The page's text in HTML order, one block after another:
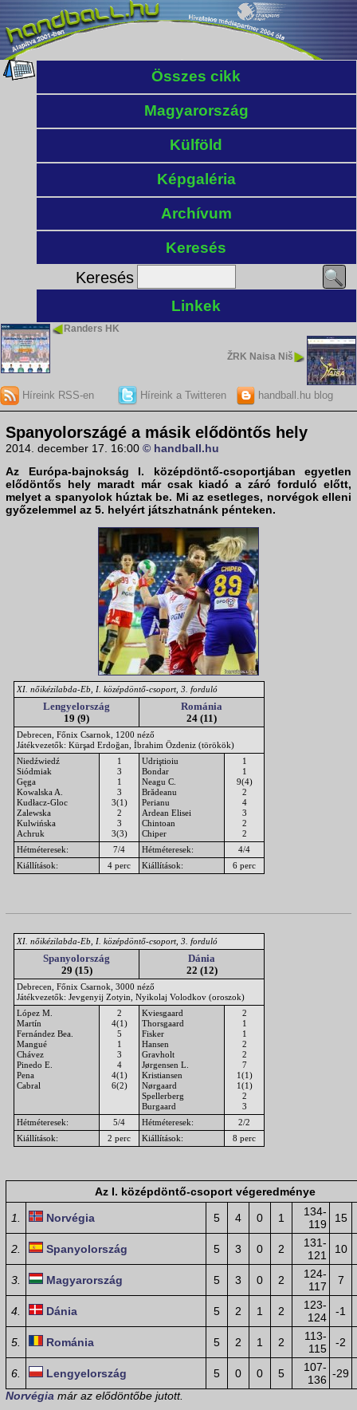
Összes cikk
Magyarország
Külföld
Képgaléria
Archívum
Keresés
Keresés
Linkek
Randers HK
ŽRK Naisa Niš
Híreink RSS-en Híreink a Twitteren handball.hu blog
Spanyolországé a másik elődöntős hely
2014. december 17. 16:00 © handball.hu
Az Európa-bajnokság I. középdöntő-csoportjában egyetlen
elődöntős hely maradt már csak kiadó a záró forduló előtt,
melyet a spanyolok húztak be. Mi az esetleges, norvégok elleni
győzelemmel az 5. helyért játszhatnánk pénteken.
XI. nőikézilabda-Eb, I. középdöntő-csoport, 3. forduló
Lengyelország
19 (9)
Románia
24 (11)
Debrecen, Főnix Csarnok, 1200 néző
Játékvezetők: Kürşad Erdoğan, İbrahim Özdeniz (törökök)
Niedźwiedź
Siódmiak
Gęga
Kowalska A.
Kudłacz-Gloc
Zalewska
Kulwińska
Achruk
1
3
1
3
3(1)
2
3
3(3)
Udriştioiu
Bondar
Neagu C.
Brădeanu
Perianu
Ardean Elisei
Chintoan
Chiper
1
1
9(4)
2
4
3
2
2
Hétméteresek:
7/4 Hétméteresek:
4/4
Kiállítások:
4 perc Kiállítások: 6 perc
XI. nőikézilabda-Eb, I. középdöntő-csoport, 3. forduló
Spanyolország
29 (15)
Dánia
22 (12)
Debrecen, Főnix Csarnok, 3000 néző
Játékvezetők: Jevgenyij Zotyin, Nyikolaj Volodkov (oroszok)
López M.
Martín
Fernández Bea.
Mangué
Chávez
Pinedo E.
Pena
Cabral
2
4(1)
5
1
3
4
4(1)
6(2)
Kviesgaard
Thorsgaard
Fisker
Hansen
Gravholt
Jørgensen L.
Kristiansen
Nørgaard
Spellerberg
Burgaard
2
1
1
2
2
7
1(1)
1(1)
2
3
Hétméteresek:
5/4 Hétméteresek:
2/2
Kiállítások:
2 perc Kiállítások: 8 perc
Az I. középdöntő-csoport végeredménye
1. Norvégia 5 4 0 1
134-
119
15
2. Spanyolország 5 3 0 2
131-
121
10
3. Magyarország 5 3 0 2
124-
117
7
4. Dánia 5 2 1 2
123-
124
-1
5. Románia 5 2 1 2
113-
115
-2
6. Lengyelország 5 0 0 5
107-
136 -29
Norvégia már az elődöntőbe jutott.